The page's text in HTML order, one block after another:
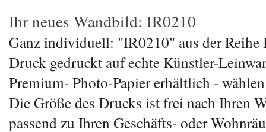
Ihr neues Wandbild: IR0210
Ganz individuell: "IR0210" aus der Reihe
Druck gedruckt auf echte Künstler-
Premium- Photo-Papier erhältlich -
Die Größe des Drucks ist frei nach Ihren
passend zu Ihren Geschäfts- oder